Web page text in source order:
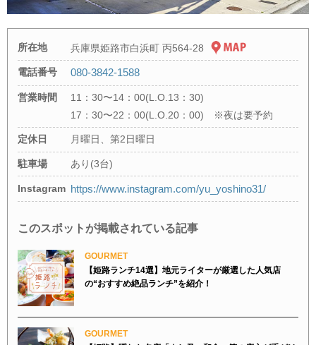
所在地 兵庫県姫路市白浜町 丙564-28
電話番号 080-3842-1588
営業時間
11：30〜14：00(L.O.13：30)
17：30〜22：00(L.O.20：00) ※夜は要予約
定休日 月曜日、第2日曜日
駐車場 あり(3台)
Instagram https://www.instagram.com/yu_yoshino31/
このスポットが掲載されている記事
GOURMET
【姫路ランチ14選】地元ライターが厳選した人気店
の“おすすめ絶品ランチ”を紹介！
GOURMET